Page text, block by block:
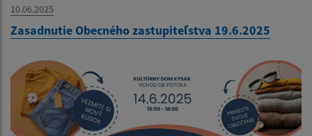
10.06.2025
Zasadnutie Obecného zastupiteľstva 19.6.2025